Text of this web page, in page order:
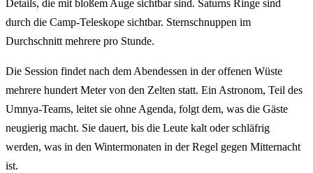
Details, die mit bloßem Auge sichtbar sind. Saturns Ringe sind
durch die Camp-Teleskope sichtbar. Sternschnuppen im
Durchschnitt mehrere pro Stunde.
Die Session findet nach dem Abendessen in der offenen Wüste
mehrere hundert Meter von den Zelten statt. Ein Astronom, Teil des
Umnya-Teams, leitet sie ohne Agenda, folgt dem, was die Gäste
neugierig macht. Sie dauert, bis die Leute kalt oder schläfrig
werden, was in den Wintermonaten in der Regel gegen Mitternacht
ist.